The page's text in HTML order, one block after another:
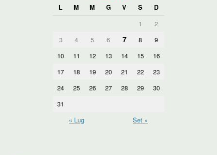
L
M M G V S
D
1
2
3
4 5 6 7 8
9
10
11 12 13 14 15
16
17
18 19 20 21 22
23
24
25 26 27 28 29
30
31
« Lug
Set »